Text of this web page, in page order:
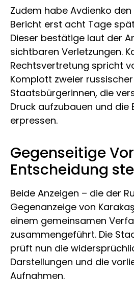
Zudem habe Avdienko
Bericht erst acht Tage
Dieser bestätige laut der
sichtbaren Verletzungen.
Rechtsvertretung spricht
Komplott zweier russischer
Staatsbürgerinnen, die
Druck aufzubauen und die
erpressen.
Gegenseitige
Entscheidung
Beide Anzeigen – die der
Gegenanzeige von
einem gemeinsamen
zusammengeführt. Die
prüft nun die
Darstellungen und die
Aufnahmen.